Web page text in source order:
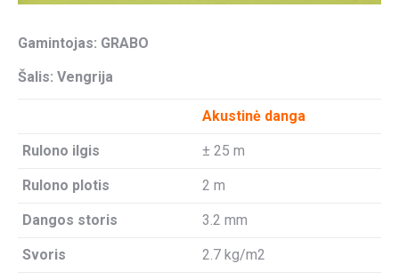
Gamintojas: GRABO
Šalis: Vengrija
Akustinė danga
Rulono ilgis ± 25 m
Rulono plotis 2 m
Dangos storis 3.2 mm
Svoris 2.7 kg/m2